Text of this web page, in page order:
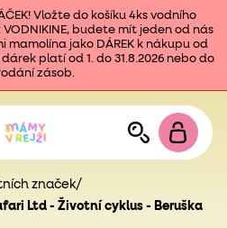
Vložte do košíku 4ks vodního
budete mít jeden od nás
mamolína jako DÁREK k nákupu od
platí od 1. do 31.8.2026 nebo do
zásob.
značek/
Ltd - Životní cyklus - Beruška